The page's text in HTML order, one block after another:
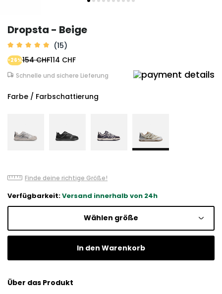
Dropsta - Beige
(15)
114 CHF
-26%154 CHF
Schnelle und sichere Lieferung
Farbe / Farbschattierung
Finde deine richtige Größe!
Verfügbarkeit:Versand innerhalb von 24h
Wählen größe
In den Warenkorb
Über das Produkt